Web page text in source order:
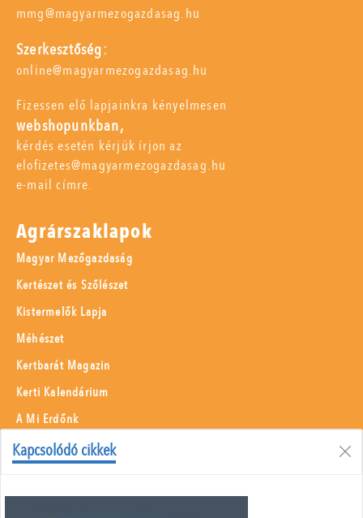
Kapcsolódó cikkek
mmg@magyarmezogazdasag.hu
Szerkesztőség:
online@magyarmezogazdasag.hu
Fizessen elő lapjainkra kényelmesen
webshopunkban,
kérdés esetén kérjük írjon az
elofizetes@magyarmezogazdasag.hu
e-mail címre.
Agrárszaklapok
Magyar Mezőgazdaság
Kertészet és Szőlészet
Kistermelők Lapja
Méhészet
Kertbarát Magazin
Kerti Kalendárium
A Mi Erdőnk
Borászati Füzetek